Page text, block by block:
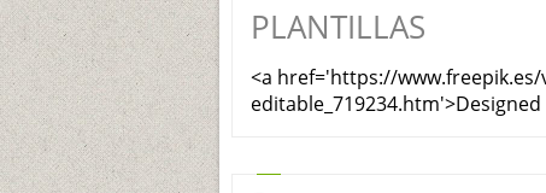
PLANTILLAS
<a href='https://